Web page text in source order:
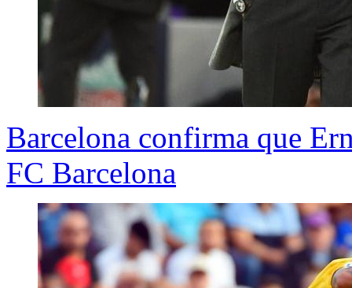
Barcelona confirma que
FC Barcelona